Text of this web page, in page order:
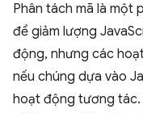
Phân tách mã là một
để giảm lượng
động, nhưng các
nếu chúng dựa vào
hoạt động tương tác.